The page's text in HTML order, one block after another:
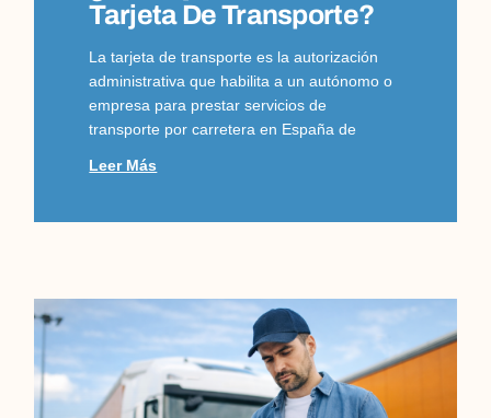
Tarjeta De Transporte?
La tarjeta de transporte es la autorización
administrativa que habilita a un autónomo o
empresa para prestar servicios de
transporte por carretera en España de
Leer Más